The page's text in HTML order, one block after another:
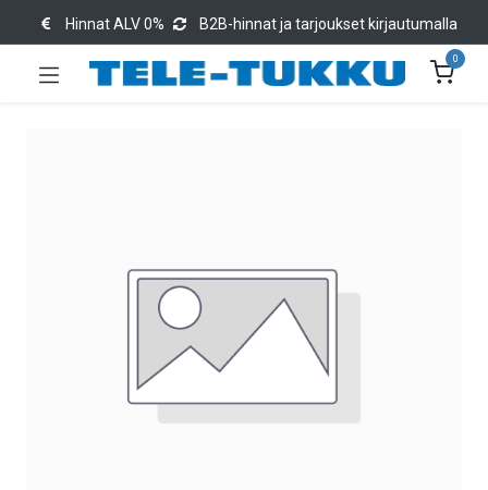
Hinnat ALV 0% B2B-hinnat ja tarjoukset kirjautumalla
0